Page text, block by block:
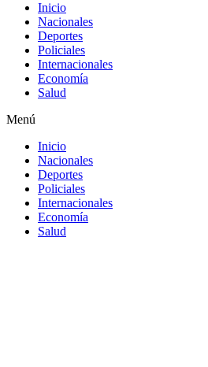
Inicio
Nacionales
Deportes
Policiales
Internacionales
Economía
Salud
Menú
Inicio
Nacionales
Deportes
Policiales
Internacionales
Economía
Salud